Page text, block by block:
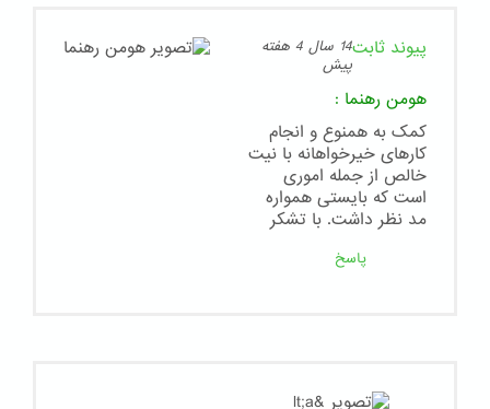
پیوند ثابت
14 سال 4 هفته
پیش
هومن رهنما :
کمک به همنوع و انجام
کارهای خیرخواهانه با نیت
خالص از جمله اموری
است که بایستی همواره
مد نظر داشت. با تشکر
پاسخ